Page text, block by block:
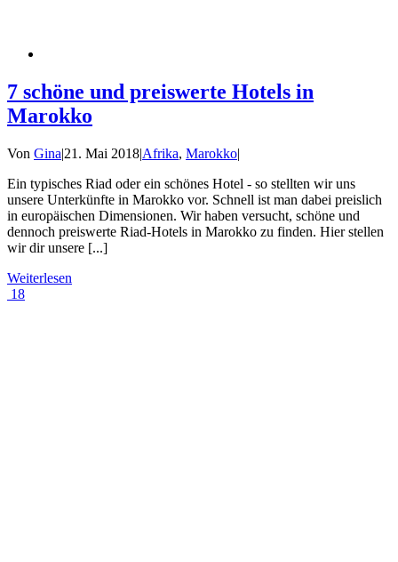
7 schöne und preiswerte Hotels in
Marokko
Von Gina|21. Mai 2018|Afrika, Marokko|
Ein typisches Riad oder ein schönes Hotel - so stellten wir uns
unsere Unterkünfte in Marokko vor. Schnell ist man dabei preislich
in europäischen Dimensionen. Wir haben versucht, schöne und
dennoch preiswerte Riad-Hotels in Marokko zu finden. Hier stellen
wir dir unsere [...]
Weiterlesen
18